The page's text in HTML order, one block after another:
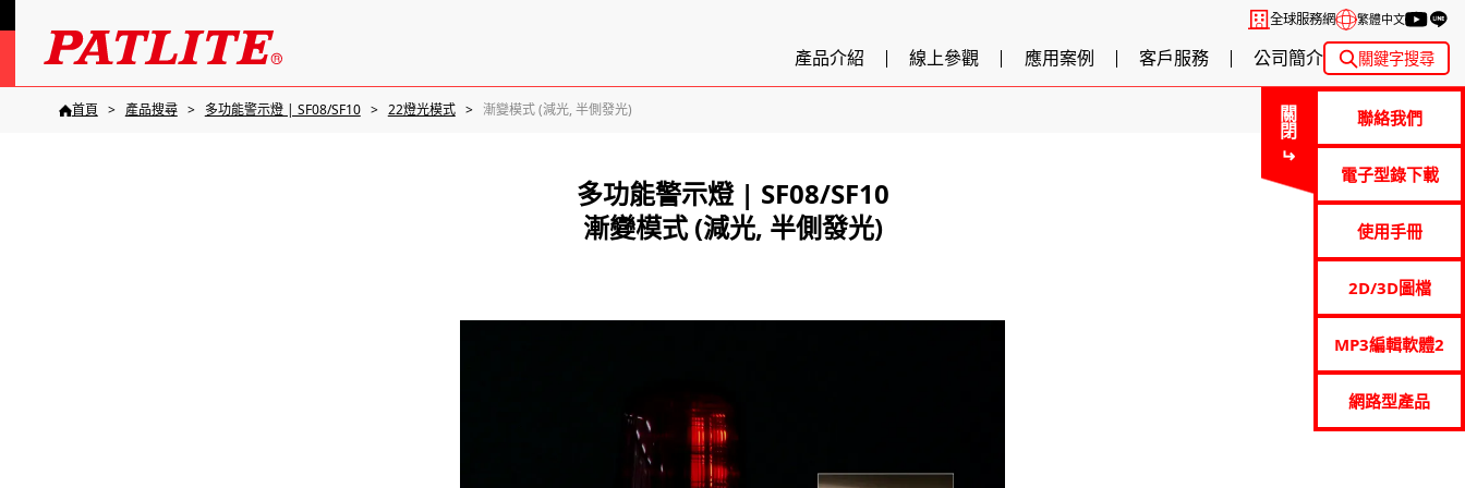
全球服務網 繁體中文
產品介紹 線上參觀 應用案例 客戶服務 公司簡介 關鍵字搜尋
關閉 聯絡我們
電子型錄下載
使用手冊
2D/3D圖檔
MP3編輯軟體2
網路型產品
首頁 產品搜尋 多功能警示燈 | SF08/SF10 22燈光模式 漸變模式 (減光, 半側發光)
多功能警示燈 | SF08/SF10
漸變模式 (減光, 半側發光)